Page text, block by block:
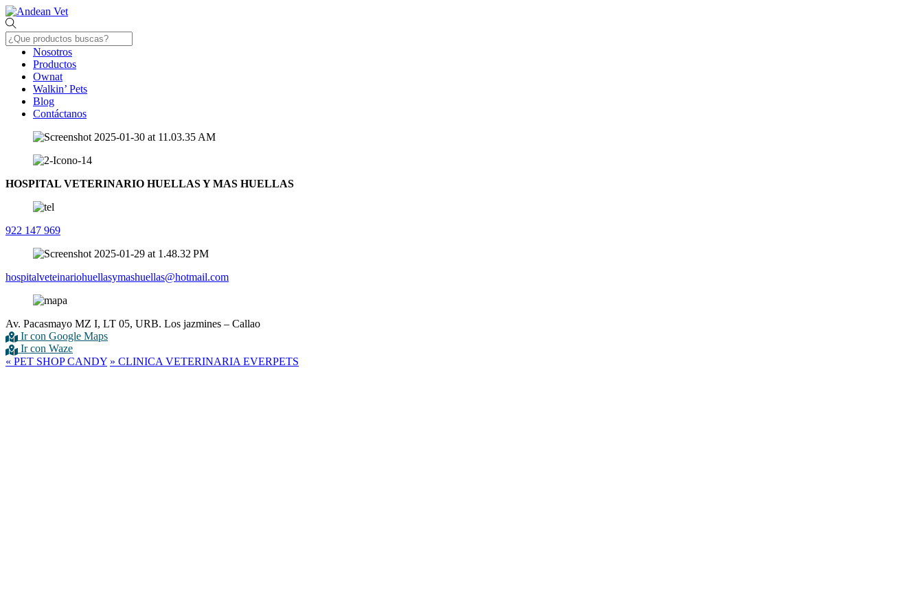
Skip
to
content
Menu
Nosotros
Productos
Ownat
Walkin’ Pets
Blog
Contáctanos
HOSPITAL VETERINARIO HUELLAS Y MAS HUELLAS
922 147 969
hospitalveteinariohuellasymashuellas@hotmail.com
Av. Pacasmayo MZ I, LT 05, URB. Los jazmines – Callao
Ir con Google Maps
Ir con Waze
« PET SHOP CANDY » CLINICA VETERINARIA EVERPETS